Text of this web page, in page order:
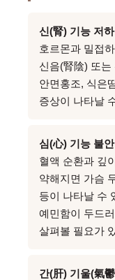
신(腎) 기능 저
호르몬과 밀접
신음(腎陰) 또는
안면홍조, 식은
증상이 나타날
심(心) 기능 불
혈액 순환과 깊
약해지면 가슴
등이 나타날 수
예민함이 두드
살펴볼 필요가
간(肝) 기울(氣